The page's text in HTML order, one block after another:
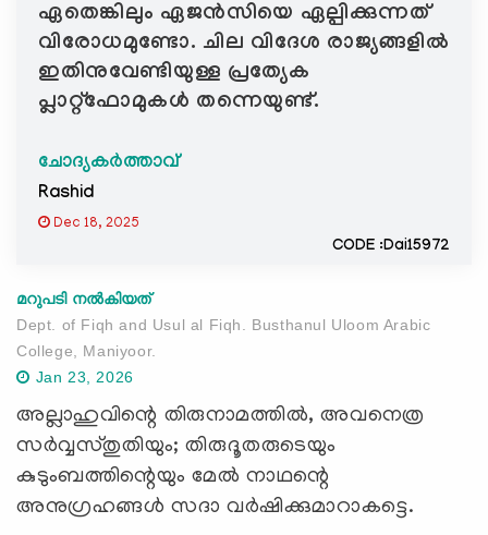
i
o
n
ഏതെങ്കിലും ഏജൻസിയെ ഏല്പിക്കുന്നത്
വിരോധമുണ്ടോ. ചില വിദേശ രാജ്യങ്ങളിൽ
ഇതിനുവേണ്ടിയുള്ള പ്രത്യേക
പ്ലാറ്റ്ഫോമുകൾ തന്നെയുണ്ട്.
ചോദ്യകർത്താവ്
Rashid
Dec 18, 2025
CODE :Dai15972
മറുപടി നൽകിയത്
Dept. of Fiqh and Usul al Fiqh. Busthanul Uloom Arabic
College, Maniyoor.
Jan 23, 2026
അല്ലാഹുവിന്റെ തിരുനാമത്തിൽ, അവനെത്ര
സർവ്വസ്തുതിയും; തിരുദൂതരുടെയും
കുടുംബത്തിന്റെയും മേൽ നാഥന്റെ
അനുഗ്രഹങ്ങൾ സദാ വർഷിക്കുമാറാകട്ടെ.